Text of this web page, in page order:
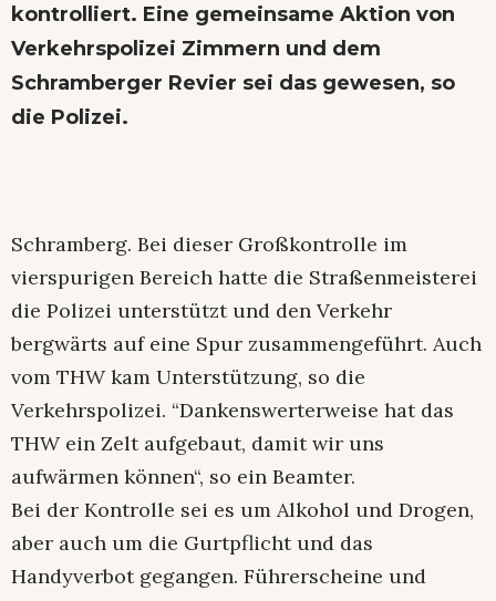
kontrolliert. Eine gemeinsame Aktion von
Verkehrspolizei Zimmern und dem
Schramberger Revier sei das gewesen, so
die Polizei.
Schramberg. Bei dieser Großkontrolle im
vierspurigen Bereich hatte die Straßenmeisterei
die Polizei unterstützt und den Verkehr
bergwärts auf eine Spur zusammengeführt. Auch
vom THW kam Unterstützung, so die
Verkehrspolizei. “Dankenswerterweise hat das
THW ein Zelt aufgebaut, damit wir uns
aufwärmen können“, so ein Beamter.
Bei der Kontrolle sei es um Alkohol und Drogen,
aber auch um die Gurtpflicht und das
Handyverbot gegangen. Führerscheine und